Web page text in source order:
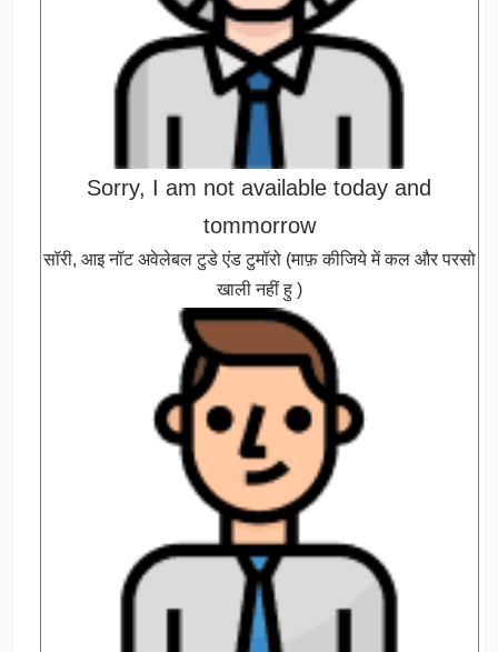
Sorry, I am not available today and
tommorrow
सॉरी, आइ नॉट अवेलेबल टुडे एंड टुमॉरो (माफ़ कीजिये में कल और परसो
खाली नहीं हु )